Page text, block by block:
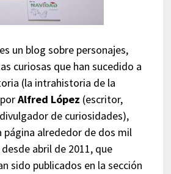
es un blog sobre personajes,
curiosas que han sucedido a
(la intrahistoria de la
Alfred López (escritor,
de curiosidades),
página alrededor de dos mil
abril de 2011, que
sido publicados en la sección